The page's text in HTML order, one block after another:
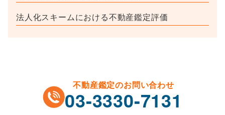
法人化スキームにおける不動産鑑定評価
不動産鑑定のお問い合わせ
03-3330-7131